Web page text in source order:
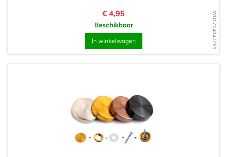
WD1714047751
Prijs
€ 4,95
Beschikbaar
In winkelwagen